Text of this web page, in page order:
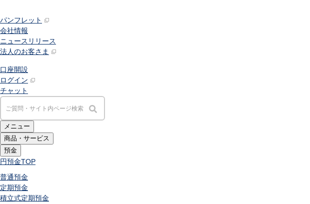
パンフレット
会社情報
ニュースリリース
法人のお客さま
口座開設
ログイン
チャット
メニュー
商品・サービス
預金
円預金TOP
普通預金
定期預金
積立式定期預金